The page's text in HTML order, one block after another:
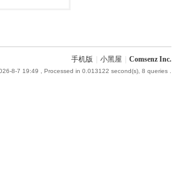
手机版 小黑屋 Comsenz Inc.
8-7 19:49 , Processed in 0.013122 second(s), 8 queries .